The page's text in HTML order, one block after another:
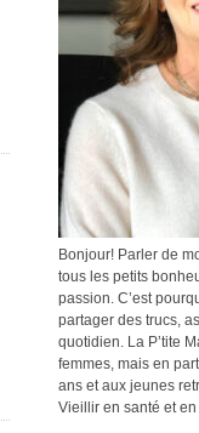
Bonjour! Parler de
tous les petits
passion. C’est
partager des trucs,
quotidien. La P’tite
femmes, mais en
ans et aux jeunes
Vieillir en santé et